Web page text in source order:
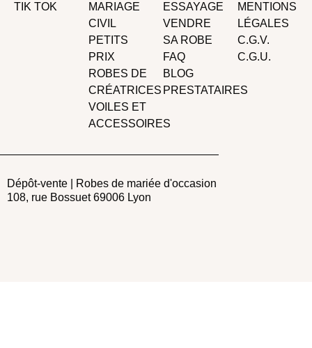
TIK TOK
MARIAGE
CIVIL
PETITS
PRIX
ROBES DE
CRÉATRICES
VOILES ET
ACCESSOIRES
ESSAYAGE
VENDRE
SA ROBE
FAQ
BLOG
PRESTATAIRES
MENTIONS
LÉGALES
C.G.V.
C.G.U.
Dépôt-vente | Robes de mariée d'occasion
108, rue Bossuet 69006 Lyon